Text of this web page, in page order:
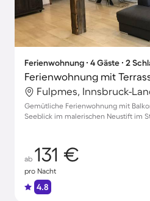
Ferienwohnung ∙ 4 Gäste ∙ 2
Ferienwohnung mit
Fulpmes, Innsbruck-
Gemütliche Ferienwohnung mit
Seeblick im malerischen Neustift im
ab 131 €
pro Nacht
4.8